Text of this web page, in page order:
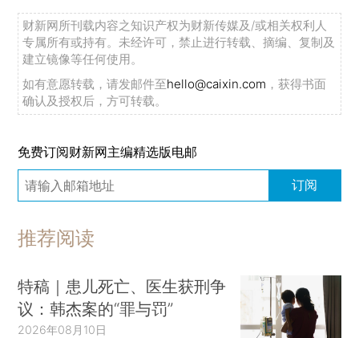
财新网所刊载内容之知识产权为财新传媒及/或相关权利人
专属所有或持有。未经许可，禁止进行转载、摘编、复制及
建立镜像等任何使用。
如有意愿转载，请发邮件至hello@caixin.com ，获得书面
确认及授权后，方可转载。
免费订阅财新网主编精选版电邮
订阅
推荐阅读
特稿｜患儿死亡、医生获刑争
议：韩杰案的“罪与罚”
2026年08月10日